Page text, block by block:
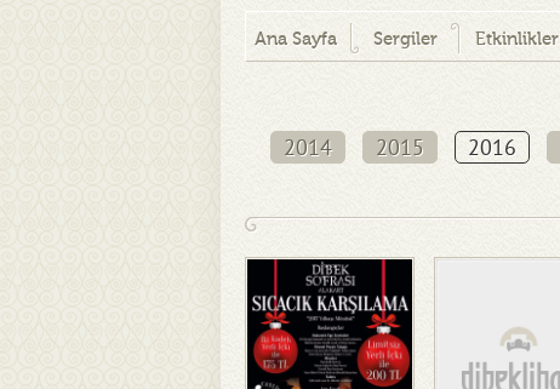
Ana Sayfa Sergiler Etkinlikler
2014 2015 2016